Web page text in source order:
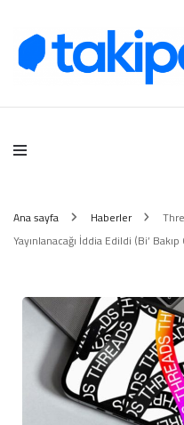
Takipera
Ana sayfa Haberler
Yayınlanacağı İddia Edildi (Bi’ Bakıp